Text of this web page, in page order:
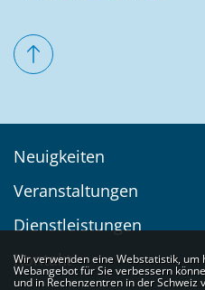
Neuigkeiten
Veranstaltungen
Dienstleistungen
Kontakt
Toolbar
Webstatistik
Wir verwenden eine Webstatistik,
Webangebot für Sie verbessern
und in Rechenzentren in der